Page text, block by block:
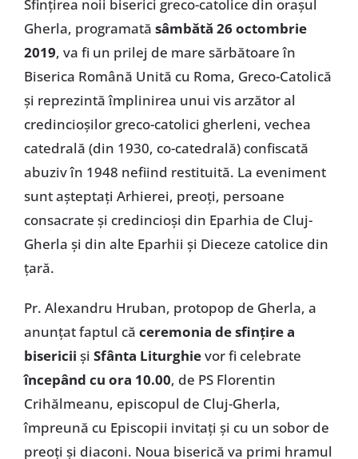
Sfințirea noii biserici greco-catolice din orașul
Gherla, programată sâmbătă 26 octombrie
2019, va fi un prilej de mare sărbătoare în
Biserica Română Unită cu Roma, Greco-Catolică
și reprezintă împlinirea unui vis arzător al
credincioșilor greco-catolici gherleni, vechea
catedrală (din 1930, co-catedrală) confiscată
abuziv în 1948 nefiind restituită. La eveniment
sunt așteptați Arhierei, preoți, persoane
consacrate și credincioși din Eparhia de Cluj-
Gherla și din alte Eparhii și Dieceze catolice din
țară.
Pr. Alexandru Hruban, protopop de Gherla, a
anunțat faptul că ceremonia de sfințire a
bisericii și Sfânta Liturghievor fi celebrate
începând cu ora 10.00, de PS Florentin
Crihălmeanu, episcopul de Cluj-Gherla,
împreună cu Episcopii invitați și cu un sobor de
preoți și diaconi. Noua biserică va primi hramul